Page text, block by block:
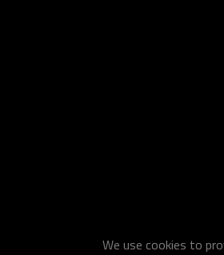
We use cookies to